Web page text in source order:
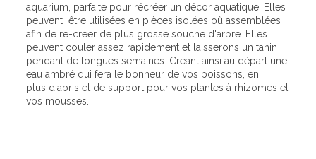
aquarium, parfaite pour récréer un décor aquatique. Elles
peuvent être utilisées en pièces isolées où assemblées
afin de re-créer de plus grosse souche d'arbre. Elles
peuvent couler assez rapidement et laisserons un tanin
pendant de longues semaines. Créant ainsi au départ une
eau ambré qui fera le bonheur de vos poissons, en
plus d'abris et de support pour vos plantes à rhizomes et
vos mousses.